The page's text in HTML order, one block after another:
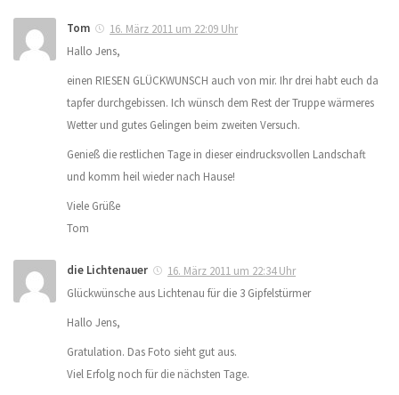
Tom
16. März 2011 um 22:09 Uhr
Hallo Jens,
einen RIESEN GLÜCKWUNSCH auch von mir. Ihr drei habt euch da
tapfer durchgebissen. Ich wünsch dem Rest der Truppe wärmeres
Wetter und gutes Gelingen beim zweiten Versuch.
Genieß die restlichen Tage in dieser eindrucksvollen Landschaft
und komm heil wieder nach Hause!
Viele Grüße
Tom
die Lichtenauer
16. März 2011 um 22:34 Uhr
Glückwünsche aus Lichtenau für die 3 Gipfelstürmer
Hallo Jens,
Gratulation. Das Foto sieht gut aus.
Viel Erfolg noch für die nächsten Tage.